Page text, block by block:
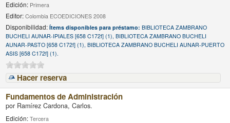
Edición: Primera
Editor:Colombia ECOEDICIONES 2008
Disponibilidad:Ítems disponibles para préstamo:BIBLIOTECA ZAMBRANO
BUCHELI AUNAR-IPIALES [658 C172f] (1), BIBLIOTECA ZAMBRANO BUCHELI
AUNAR-PASTO [658 C172f] (1), BIBLIOTECA ZAMBRANO BUCHELI AUNAR-PUERTO
ASIS [658 C172f] (1).
Hacer reserva
Fundamentos de Administración
por Ramírez Cardona, Carlos.
Edición:Tercera